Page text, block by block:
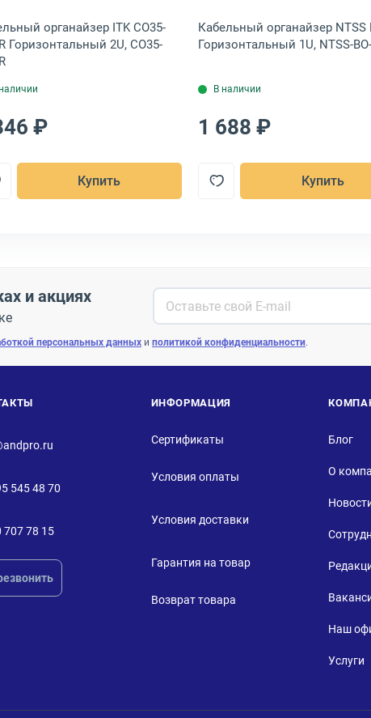
органайзер ITK CO35-
Горизонтальный 2U, CO35-
₽
Купить
Кабельный органайзер NTSS
Горизонтальный 1U, NTSS-
В наличии
1 688 ₽
Купить
и акциях
персональных данных и политикой конфиденциальности.
545 48 70
707 78 15
ИНФОРМАЦИЯ
Сертификаты
Условия оплаты
Условия доставки
Гарантия на товар
Возврат товара
Блог
О
Наш
Услуги